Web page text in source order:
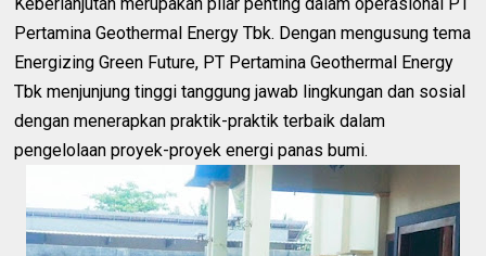
Pertamina Geothermal Energy Tbk. Dengan mengusung tema
Energizing Green Future, PT Pertamina Geothermal Energy
Tbk menjunjung tinggi tanggung jawab lingkungan dan sosial
dengan menerapkan praktik-praktik terbaik dalam
pengelolaan proyek-proyek energi panas bumi.